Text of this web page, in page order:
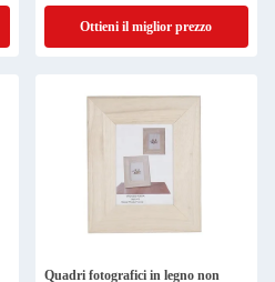
Ottieni il miglior prezzo
Quadri fotografici in legno non